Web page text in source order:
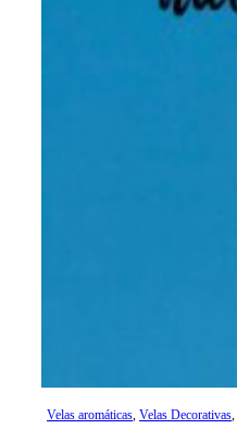
Velas aromáticas, Velas Decorativas,